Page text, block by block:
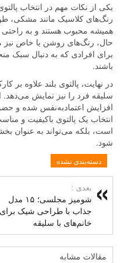
یکی از نکات مهم در انتخاب
رنگ‌های کلاسیک مانند مشکی،
همیشه محبوب هستند و به
حال، رنگ‌های روشن یا خاص نیز
برای افرادی که به دنبال سبک
باشند.
در نهایت، پالتوی بلند علاوه
سلیقه فرد را نیز نمایش
افزایش اعتمادبه‌نفس شده و
انتخاب یک پالتوی باکیفیت و
است، بلکه می‌تواند به عنوان
شود.
دسته‌بندی نشده
بعدی :
شومیز مجلسی؛ ۱۵ مدل
جذاب با طراحی شیک برای
خانم‌های با سلیقه
مقالات مشابه